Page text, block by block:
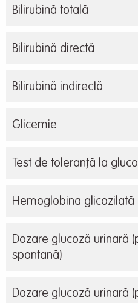
Bilirubină totală
Bilirubină directă
Bilirubină indirectă
Glicemie
Test de toleranță la
Hemoglobina glicozilată
Dozare glucoză urinară
spontană)
Dozare glucoză urinară